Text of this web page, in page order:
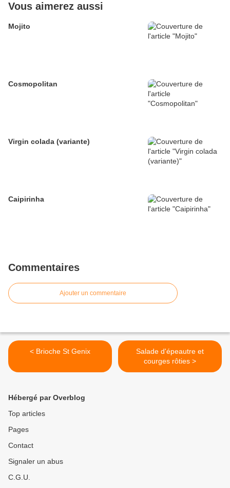
Vous aimerez aussi
Mojito
Cosmopolitan
Virgin colada (variante)
Caipirinha
Commentaires
Ajouter un commentaire
< Brioche St Genix
Salade d'épeautre et
courges rôties >
Hébergé par Overblog
Top articles
Pages
Contact
Signaler un abus
C.G.U.